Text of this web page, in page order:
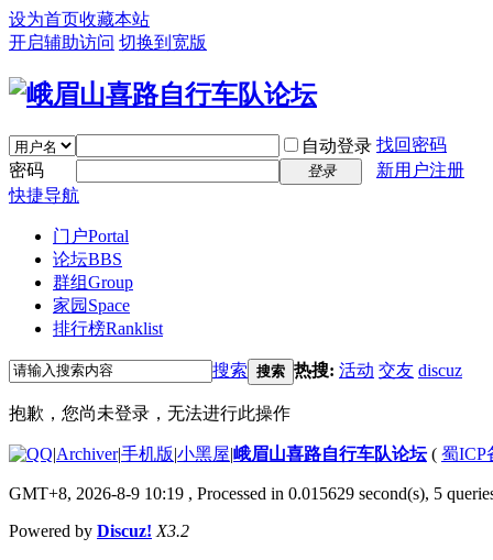
设为首页收藏本站
开启辅助访问 切换到宽版
自动登录 找回密码
密码
登录
新用户注册
快捷导航
门户Portal
论坛BBS
群组Group
家园 Space
排行榜Ranklist
搜索 搜索 热搜: 活动 交友 discuz
抱歉，您尚未登录，无法进行此操作
|Archiver|手机版|小黑屋|峨眉山喜路自行车队论坛( 蜀ICP
GMT+8, 2026-8-9 10:19 , Processed in 0.015629 second(s), 5
Powered by Discuz! X3.2